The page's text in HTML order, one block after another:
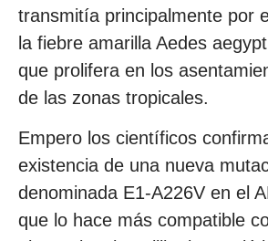
transmitía principalmente por
la fiebre amarilla Aedes
que prolifera en los
de las zonas tropicales.
Empero los científicos
existencia de una nueva
denominada E1-A226V en el
que lo hace más compatible